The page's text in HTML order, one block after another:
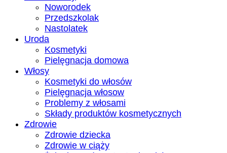
Noworodek
Przedszkolak
Nastolatek
Uroda
Kosmetyki
Pielęgnacja domowa
Włosy
Kosmetyki do włosów
Pielęgnacja włosow
Problemy z włosami
Składy produktów kosmetycznych
Zdrowie
Zdrowie dziecka
Zdrowie w ciąży